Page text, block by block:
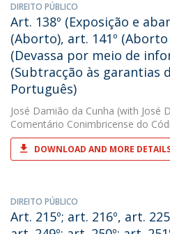
DIREITO PÚBLICO
Art. 138º (Exposição e
(Aborto), art. 141º
(Devassa por meio de
(Subtracção às garantias
Português)
José Damião da Cunha (with José
Comentário Conimbricense do
DOWNLOAD AND MORE
DIREITO PÚBLICO
Art. 215º; art. 216º, art.